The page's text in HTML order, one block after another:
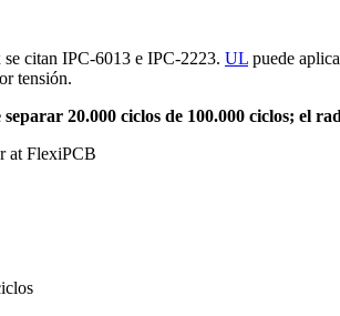
citan IPC-6013 e IPC-2223. UL puede
tensión.
20.000 ciclos de 100.000 ciclos; el
at FlexiPCB